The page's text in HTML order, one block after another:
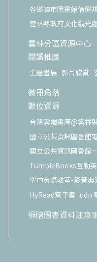
各鄉鎮市圖書館借閱
雲林縣政府文化觀光
雲林分區資源中心
閱讀推廣
主題書展 影片欣賞
微冊角落
數位資源
台灣雲端書庫@雲林
國立公共資訊圖書館
國立公共資訊圖書館
TumbleBooks互動
空中英語教室-影音典
HyRead電子書 udn
捐贈圖書資料注意